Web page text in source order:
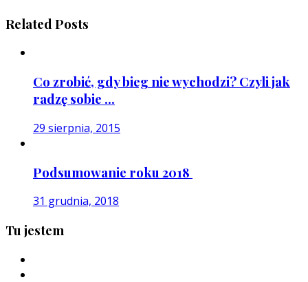
Related Posts
Co zrobić, gdy bieg nie wychodzi? Czyli jak
radzę sobie ...
29 sierpnia, 2015
Podsumowanie roku 2018
31 grudnia, 2018
Tu jestem